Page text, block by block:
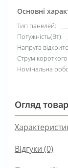
Основні
Тип панелей:
Потужність(Вт):
Напруга
Струм
Номінальна
Огляд
Відгуки (0)